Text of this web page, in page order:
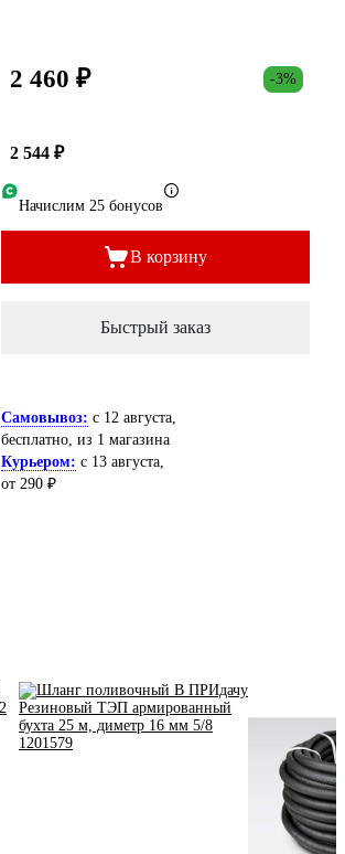
2 460 ₽ -3%
2 544 ₽
Начислим 25 бонусов
В корзину
Быстрый заказ
Самовывоз: c 12 августа,
бесплатно , из 1 магазина
Курьером: c 13 августа,
от 290 ₽